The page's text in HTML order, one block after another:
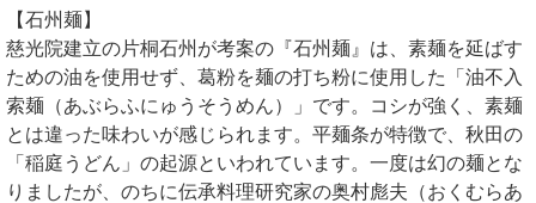
【石州麺】
慈光院建立の片桐石州が考案の『石州麺』は、素麺を延ばす
ための油を使用せず、葛粉を麺の打ち粉に使用した「油不入
索麺（あぶらふにゅうそうめん）」です。コシが強く、素麺
とは違った味わいが感じられます。平麺条が特徴で、秋田の
「稲庭うどん」の起源といわれています。一度は幻の麺とな
りましたが、のちに伝承料理研究家の奥村彪夫（おくむらあ